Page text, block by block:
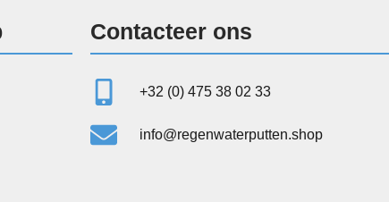
Contacteer ons
+32 (0) 475 38 02 33
info@regenwaterputten.shop